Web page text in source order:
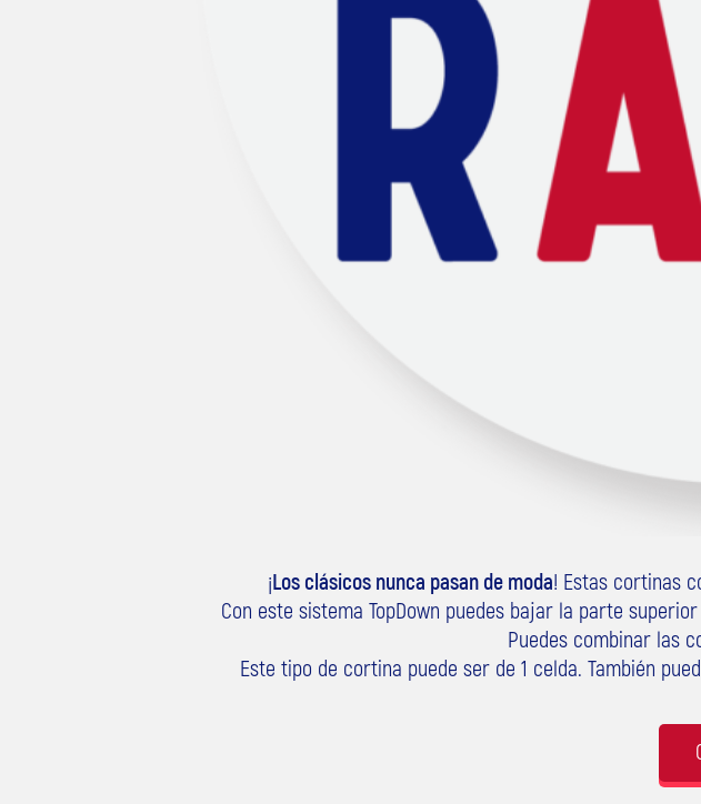
¡Los clásicos nunca pasan de moda! Estas cortinas
Con este sistema TopDown puedes bajar la parte
Puedes combinar las
Este tipo de cortina puede ser de 1 celda. También